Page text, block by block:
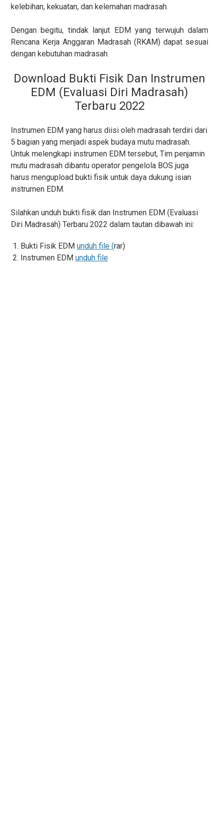
kelebihan, kekuatan, dan kelemahan madrasah.
Dengan begitu, tindak lanjut EDM yang terwujuh dalam
Rencana Kerja Anggaran Madrasah (RKAM) dapat sesuai
dengan kebutuhan madrasah.
Download Bukti Fisik Dan Instrumen
EDM (Evaluasi Diri Madrasah)
Terbaru 2022
Instrumen EDM yang harus diisi oleh madrasah terdiri dari
5 bagian yang menjadi aspek budaya mutu madrasah.
Untuk melengkapi instrumen EDM tersebut, Tim penjamin
mutu madrasah dibantu operator pengelola BOS juga
harus mengupload bukti fisik untuk daya dukung isian
instrumen EDM.
Silahkan unduh bukti fisik dan Instrumen EDM (Evaluasi
Diri Madrasah) Terbaru 2022 dalam tautan dibawah ini:
Bukti Fisik EDM unduh file (rar)
Instrumen EDM unduh file